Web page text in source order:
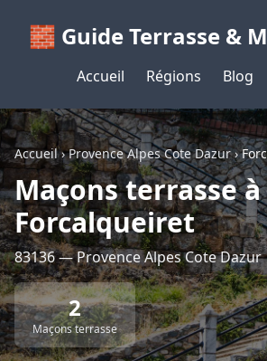
🧱 Guide Terrasse &
Accueil Régions Blog
Accueil›Provence Alpes Cote Dazur›
Maçons terrasse à
Forcalqueiret
83136 — Provence Alpes Cote Dazur
2
Maçons terrasse